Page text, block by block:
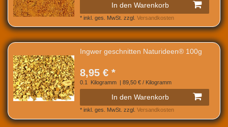
In den Warenkorb
* inkl. ges. MwSt. zzgl. Versandkosten
Ingwer geschnitten Naturideen® 100g
8,95 € *
0.1 Kilogramm | 89,50 € / Kilogramm
In den Warenkorb
* inkl. ges. MwSt. zzgl. Versandkosten